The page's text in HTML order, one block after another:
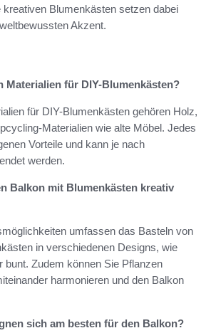
Blumenkästen setzen dabei
Akzent.
Materialien für DIY-Blumenkästen?
für DIY-Blumenkästen gehören Holz,
Materialien wie alte Möbel. Jedes
Vorteile und kann je nach
werden.
Balkon mit Blumenkästen kreativ
umfassen das Basteln von
in verschiedenen Designs, wie
bunt. Zudem können Sie Pflanzen
harmonieren und den Balkon
sich am besten für den Balkon?